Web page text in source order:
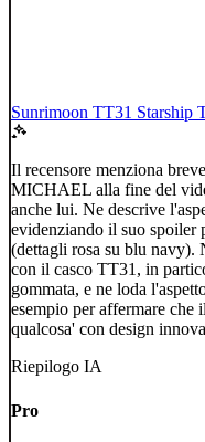
Sunrimoon TT31 Starship
Il recensore menziona
MICHAEL alla fine del
anche lui. Ne descrive
evidenziando il suo spoiler
(dettagli rosa su blu navy).
con il casco TT31, in
gommata, e ne loda
esempio per affermare che
qualcosa' con design
Riepilogo IA
Pro